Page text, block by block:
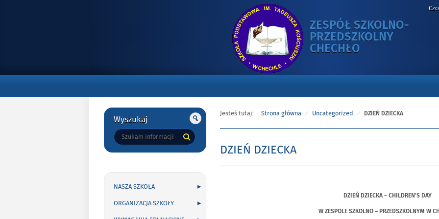
ZESPÓŁ SZKOLNO-
PRZEDSZKOLNY
CHECHŁO
DZIECKA
Gorne
Wyszukaj
Tutaj
wpisz
NASZA SZKOŁA
ORGANIZACJA SZKOŁY
Jesteś tutaj: Strona główna Uncategorized DZIEŃ DZIECKA
DZIEŃ DZIECKA
DZIEŃ DZIECKA – CHILDREN’S DAY
W ZESPOLE SZKOLNO – PRZEDSZKOLNYM W